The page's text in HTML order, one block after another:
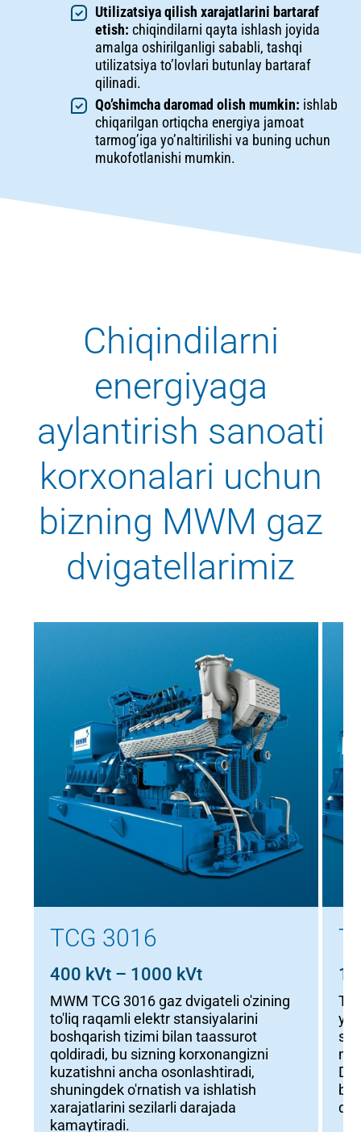
Utilizatsiya qilish xarajatlarini bartaraf
etish: chiqindilarni qayta ishlash joyida
amalga oshirilganligi sababli, tashqi
utilizatsiya to’lovlari butunlay bartaraf
qilinadi.
Qo’shimcha daromad olish mumkin: ishlab
chiqarilgan ortiqcha energiya jamoat
tarmog’iga yo’naltirilishi va buning uchun
mukofotlanishi mumkin.
Chiqindilarni
energiyaga
aylantirish sanoati
korxonalari uchun
bizning MWM gaz
dvigatellarimiz
TCG 3016
400 kVt – 1000 kVt
MWM TCG 3016 gaz dvigateli o'zining
to'liq raqamli elektr stansiyalarini
boshqarish tizimi bilan taassurot
qoldiradi, bu sizning korxonangizni
kuzatishni ancha osonlashtiradi,
shuningdek o'rnatish va ishlatish
xarajatlarini sezilarli darajada
kamaytiradi.